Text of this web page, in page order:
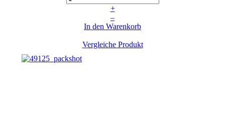
+
–
In den Warenkorb
Vergleiche Produkt